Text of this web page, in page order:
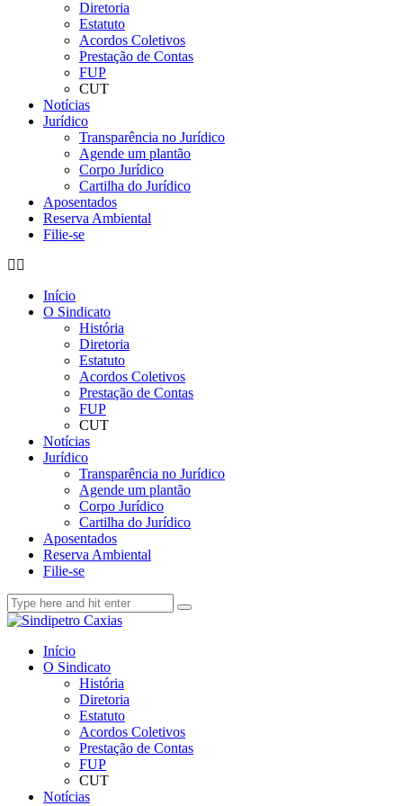
Diretoria
Estatuto
Acordos Coletivos
Prestação de Contas
FUP
CUT
Notícias
Jurídico
Transparência no Jurídico
Agende um plantão
Corpo Jurídico
Cartilha do Jurídico
Aposentados
Reserva Ambiental
Filie-se
Início
O Sindicato
História
Diretoria
Estatuto
Acordos Coletivos
Prestação de Contas
FUP
CUT
Notícias
Jurídico
Transparência no Jurídico
Agende um plantão
Corpo Jurídico
Cartilha do Jurídico
Aposentados
Reserva Ambiental
Filie-se
Início
O Sindicato
História
Diretoria
Estatuto
Acordos Coletivos
Prestação de Contas
FUP
CUT
Notícias